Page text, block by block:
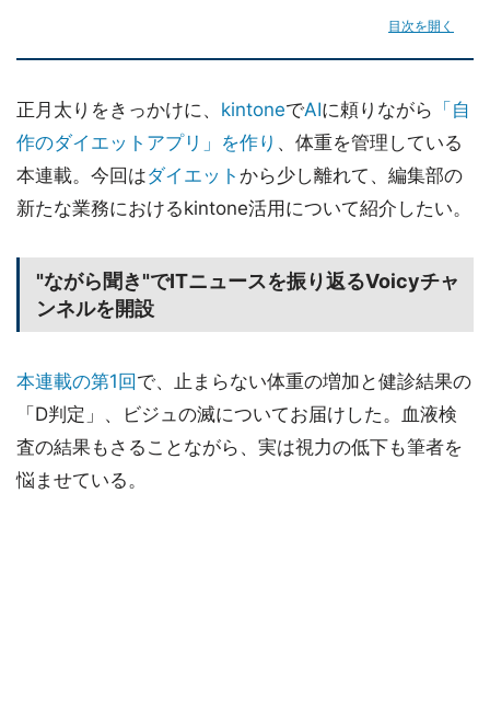
目次を開く
正月太りをきっかけに、 kintoneでAIに頼りながら 「自
作のダイエットアプリ」を作り 、体重を管理している
本連載。今回はダイエット から少し離れて、編集部の
新たな業務におけるkintone活用について紹介したい。
"ながら聞き"でITニュースを振り返るVoicyチャ
ンネルを開設
本連載の第1回 で、止まらない体重の増加と健診結果の
「D判定」、ビジュの滅についてお届けした。血液検
査の結果もさることながら、実は視力の低下も筆者を
悩ませている。